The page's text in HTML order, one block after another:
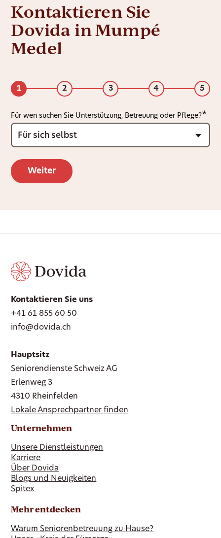
Kontaktieren Sie
Dovida in Mumpé
Medel
1 2 3 4 5
Für wen suchen Sie Unterstützung, Betreuung oder Pflege?
Kontaktieren Sie uns
+41 61 855 60 50
info@dovida.ch
Hauptsitz
Seniorendienste Schweiz AG
Erlenweg 3
4310 Rheinfelden
Lokale Ansprechpartner finden
Unternehmen
Unsere Dienstleistungen
Karriere
Über Dovida
Blogs und Neuigkeiten
Spitex
Mehr entdecken
Warum Seniorenbetreuung zu Hause?